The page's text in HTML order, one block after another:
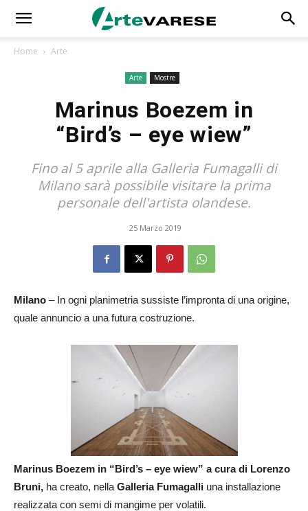
Home Arte
Arte Mostre
Marinus Boezem in
“Bird’s – eye wiew”
Fino al 5 aprile alla Galleria Fumagalli di
Milano sarà possibile visitare la prima
personale dell'artista olandese.
25 Marzo 2019
Milano – In ogni planimetria sussiste l’impronta di una origine,
quale annuncio a una futura costruzione.
Marinus Boezem in “Bird’s – eye wiew” a cura di Lorenzo
Bruni, ha creato, nella Galleria Fumagalli una installazione
realizzata con semi di mangime per volatili.